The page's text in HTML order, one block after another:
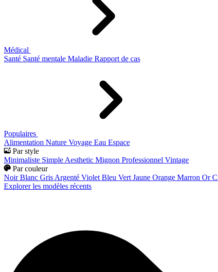
Médical
Santé Santé mentale Maladie Rapport de cas
Populaires
Alimentation Nature Voyage Eau Espace
Par style
Minimaliste Simple Aesthetic Mignon Professionnel Vintage
Par couleur
Noir Blanc Gris Argenté Violet Bleu Vert Jaune Orange Marron Or
Explorer les modèles récents